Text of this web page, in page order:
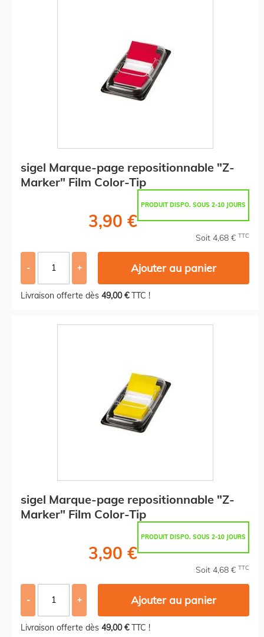
sigel Marque-page repositionnable "Z-
Marker" Film Color-Tip
PRODUIT DISPO. SOUS 2-10 JOURS
3,90 €
Soit 4,68 € TTC
- + Ajouter au panier
Livraison offerte dès 49,00 €TTC !
sigel Marque-page repositionnable "Z-
Marker" Film Color-Tip
PRODUIT DISPO. SOUS 2-10 JOURS
3,90 €
Soit 4,68 € TTC
- + Ajouter au panier
Livraison offerte dès 49,00 €TTC !